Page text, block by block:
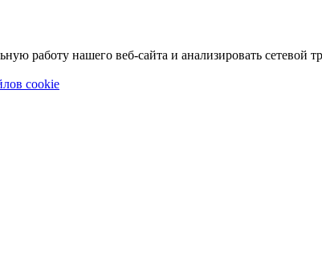
работу нашего веб-сайта и анализировать сетевой
cookie